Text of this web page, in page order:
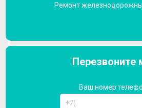
Ремонт
Перезвоните
Ваш номер